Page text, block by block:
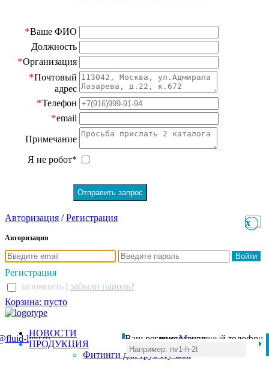
*Ваше ФИО
Должность
*Организация
*Почтовый
адрес
*Телефон
*email
Примечание
Я не робот*
Авторизация /Регистрация x
x
Авторизация
Регистрация
запомнить | забыли пароль?
Корзина: пусто
line.ru многоканальный телефон
+7 (495) 984-41-00
Ваш регион:Москва
НОВОСТИ
ПРОДУКЦИЯ
Фитинги для труб Hy-Lok